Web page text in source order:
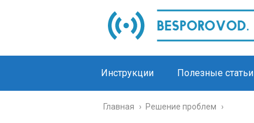
Инструкции Полезные статьи
Главная › Решение проблем ›